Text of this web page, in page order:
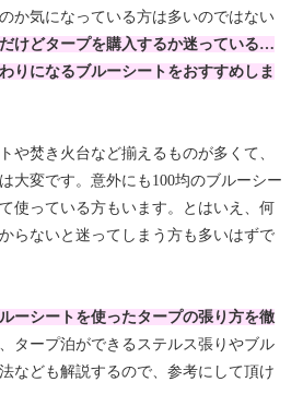
か気になっている方は多いのではない
けどタープを購入するか迷っている…
りになるブルーシートをおすすめしま
や焚き火台など揃えるものが多くて、
大変です。意外にも100均のブルーシー
使っている方もいます。とはいえ、何
らないと迷ってしまう方も多いはずで
ーシートを使ったタープの張り方を徹
タープ泊ができるステルス張りやブル
なども解説するので、参考にして頂け